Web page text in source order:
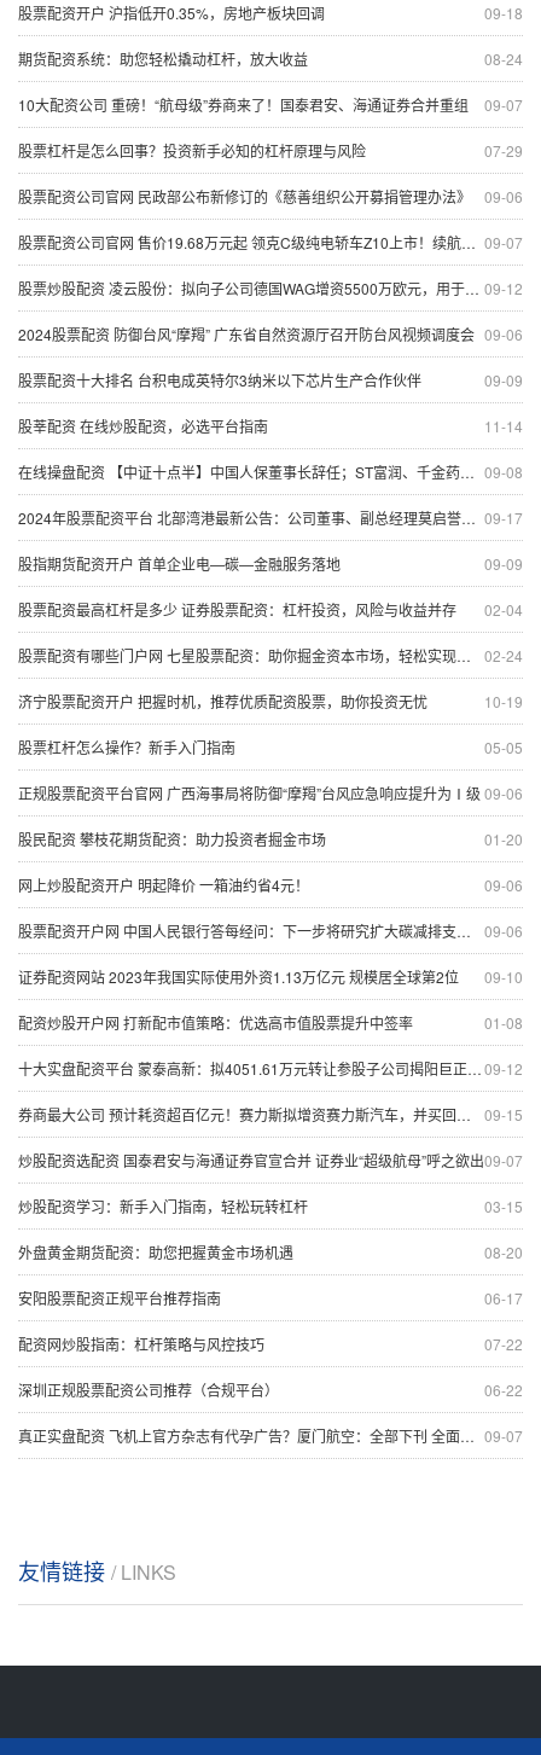
09-18
股票配资开户 沪指低开0.35%，房地产板块回调
08-24
期货配资系统：助您轻松撬动杠杆，放大收益
09-07
10大配资公司 重磅！“航母级”券商来了！国泰君安、海通证券合并重组
07-29
股票杠杆是怎么回事？投资新手必知的杠杆原理与风险
09-06
股票配资公司官网 民政部公布新修订的《慈善组织公开募捐管理办法》
09-07
股票配资公司官网 售价19.68万元起 领克C级纯电轿车Z10上市！续航里程最高806公里 吉利副总裁：不用模仿来致敬豪华
09-12
股票炒股配资 凌云股份：拟向子公司德国WAG增资5500万欧元，用于偿还相应借款
09-06
2024股票配资 防御台风“摩羯” 广东省自然资源厅召开防台风视频调度会
09-09
股票配资十大排名 台积电成英特尔3纳米以下芯片生产合作伙伴
11-14
股莘配资 在线炒股配资，必选平台指南
09-08
在线操盘配资 【中证十点半】中国人保董事长辞任；ST富润、千金药业下周一起复牌
09-17
2024年股票配资平台 北部湾港最新公告：公司董事、副总经理莫启誉辞职
09-09
股指期货配资开户 首单企业电—碳—金融服务落地
02-04
股票配资最高杠杆是多少 证券股票配资：杠杆投资，风险与收益并存
02-24
股票配资有哪些门户网 七星股票配资：助你掘金资本市场，轻松实现财富梦想
10-19
济宁股票配资开户 把握时机，推荐优质配资股票，助你投资无忧
05-05
股票杠杆怎么操作？新手入门指南
09-06
正规股票配资平台官网 广西海事局将防御“摩羯”台风应急响应提升为Ⅰ级
01-20
股民配资 攀枝花期货配资：助力投资者掘金市场
09-06
网上炒股配资开户 明起降价 一箱油约省4元！
09-06
股票配资开户网 中国人民银行答每经问：下一步将研究扩大碳减排支持工具的支持范围，扩大再贷款规模
09-10
证券配资网站 2023年我国实际使用外资1.13万亿元 规模居全球第2位
01-08
配资炒股开户网 打新配市值策略：优选高市值股票提升中签率
09-12
十大实盘配资平台 蒙泰高新：拟4051.61万元转让参股子公司揭阳巨正源12%股权
09-15
券商最大公司 预计耗资超百亿元！赛力斯拟增资赛力斯汽车，并买回超级工厂
09-07
炒股配资选配资 国泰君安与海通证券官宣合并 证券业“超级航母”呼之欲出
03-15
炒股配资学习：新手入门指南，轻松玩转杠杆
08-20
外盘黄金期货配资：助您把握黄金市场机遇
06-17
安阳股票配资正规平台推荐指南
07-22
配资网炒股指南：杠杆策略与风控技巧
06-22
深圳正规股票配资公司推荐（合规平台）
09-07
真正实盘配资 飞机上官方杂志有代孕广告？厦门航空：全部下刊 全面中止相关合作！
友情链接 / LINKS